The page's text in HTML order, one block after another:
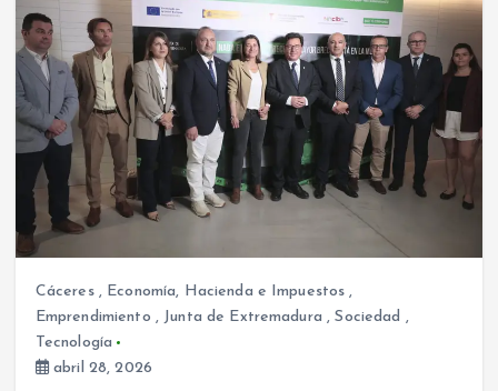
Cáceres, Economía, Hacienda e Impuestos ,
Emprendimiento , Junta de Extremadura ,Sociedad ,
Tecnología
abril 28, 2026